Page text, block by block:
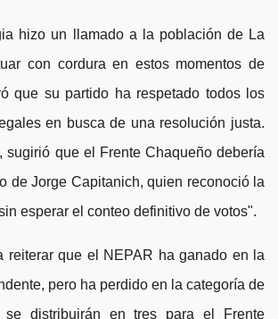
hizo un llamado a la población de La
con cordura en estos momentos de
que su partido ha respetado todos los
en busca de una resolución justa.
sugirió que el Frente Chaqueño debería
de Jorge Capitanich, quien reconoció la
esperar el conteo definitivo de votos".
reiterar que el NEPAR ha ganado en la
pero ha perdido en la categoría de
se distribuirán en tres para el Frente